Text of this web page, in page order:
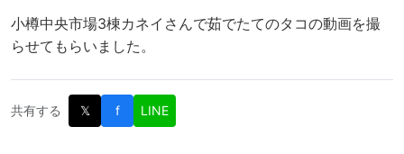
小樽中央市場3棟カネイさんで茹でたてのタコの動画を撮
らせてもらいました。
共有する 𝕏 f LINE